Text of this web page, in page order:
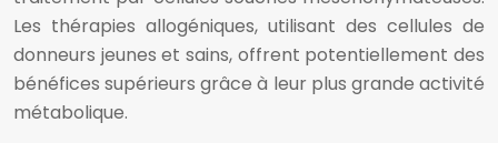
Les thérapies allogéniques, utilisant des cellules de
donneurs jeunes et sains, offrent potentiellement des
bénéfices supérieurs grâce à leur plus grande activité
métabolique.